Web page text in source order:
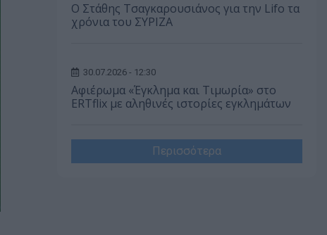
Ο Στάθης Τσαγκαρουσιάνος για την Lifo τα
χρόνια του ΣΥΡΙΖΑ
30.07.2026 - 12:30
Αφιέρωμα «Έγκλημα και Τιμωρία» στο
ERTflix με αληθινές ιστορίες εγκλημάτων
Περισσότερα